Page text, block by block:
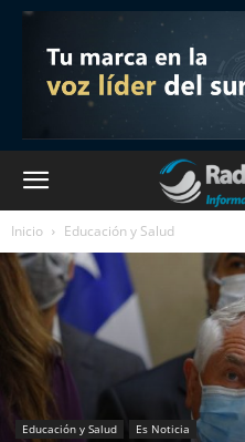
Inicio Educación y Salud
Educación y Salud Es Noticia